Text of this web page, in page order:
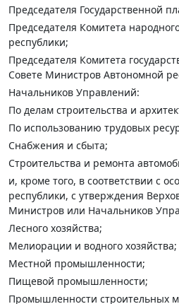
Председателя Государственной
Председателя Комитета
республики;
Председателя Комитета
Совете Министров Автономной
Начальников Управлений:
По делам строительства и
По использованию трудовых
Снабжения и сбыта;
Строительства и ремонта
и, кроме того, в соответствии с
республики, с утверждения
Министров или Начальников
Лесного хозяйства;
Мелиорации и водного хозяйства;
Местной промышленности;
Пищевой промышленности;
Промышленности строительных